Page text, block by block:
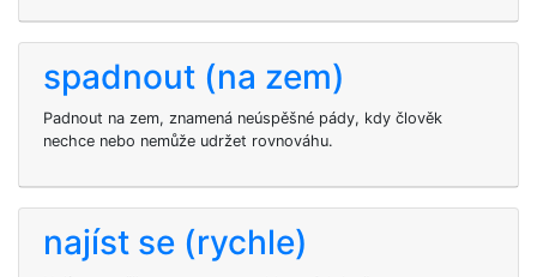
spadnout (na zem)
Padnout na zem, znamená neúspěšné pády, kdy člověk
nechce nebo nemůže udržet rovnováhu.
najíst se (rychle)